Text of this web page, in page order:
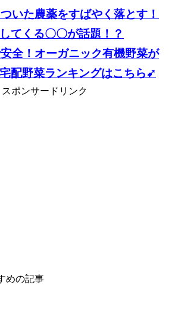
いた農薬をすばやく落とす！
てくる〇〇が話題！？
全！オーガニック有機野菜が
配野菜ランキングはこちら➹
スポンサードリンク
めの記事